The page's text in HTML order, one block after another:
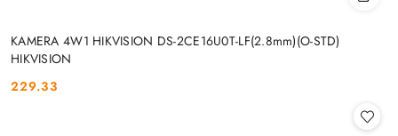
KAMERA 4W1 HIKVISION DS-2CE16U0T-LF(2.8mm)(O-STD)
HIKVISION
Cena:
229.33